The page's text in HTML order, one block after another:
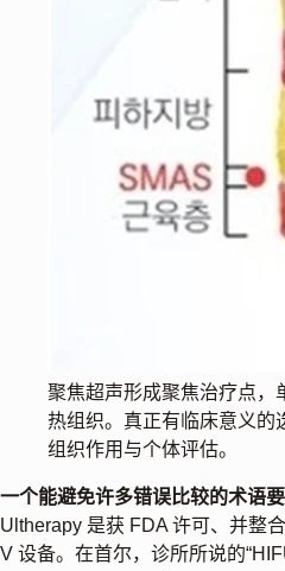
聚焦超声形成聚焦治疗点，
热组织。真正有临床意义的
组织作用与个体评估。
一个能避免许多错误比较的术语要
Ultherapy 是获 FDA 许可、并整
V 设备。在首尔，诊所所说的